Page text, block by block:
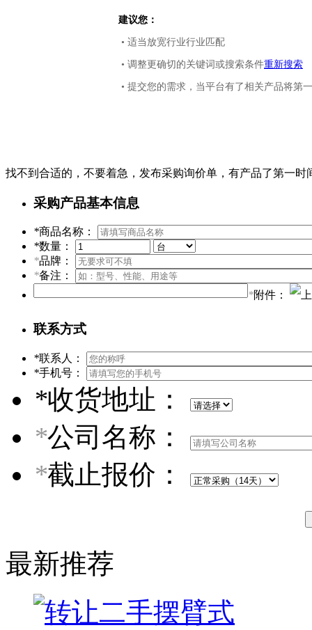
建议您：
• 适当放宽行业行业匹配
• 调整更确切的关键词或搜索条件重新搜索
• 提交您的需求，当平台有了相关产品将第
找不到合适的，不要着急，发布采购询价单，有产品了第一时
采购产品基本信息
*商品名称：
*数量：
*品牌：
*备注：
*附件：
联系方式
*联系人：
*手机号：
*收货地址：
*公司名称：
*截止报价：
最新推荐